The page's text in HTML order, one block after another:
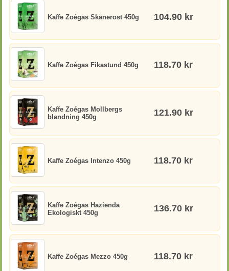
Kaffe Zoégas Skånerost 450g 104.90 kr
Kaffe Zoégas Fikastund 450g 118.70 kr
Kaffe Zoégas Mollbergs
blandning 450g
121.90 kr
Kaffe Zoégas Intenzo 450g 118.70 kr
Kaffe Zoégas Hazienda
Ekologiskt 450g
136.70 kr
Kaffe Zoégas Mezzo 450g 118.70 kr